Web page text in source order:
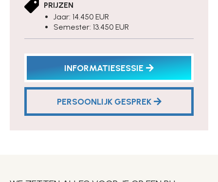
PRIJZEN
Jaar: 14.450 EUR
Semester: 13.450 EUR
INFORMATIESESSIE
PERSOONLIJK GESPREK